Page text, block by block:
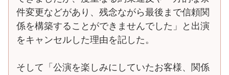
件変更などがあり、残念ながら最後まで信頼関
係を構築することができませんでした」と出演
をキャンセルした理由を記した。
そして「公演を楽しみにしていたお客様、関係